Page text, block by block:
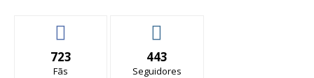
723
Fãs
443
Seguidores